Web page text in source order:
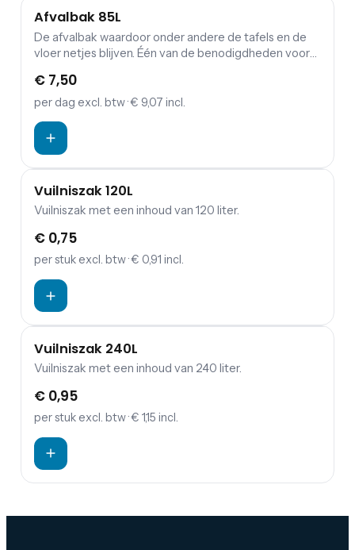
Afvalbak 85L
De afvalbak waardoor onder andere de tafels en de
vloer netjes blijven. Één van de benodigdheden voor
handige afvalbak met een inhoud van 85 liter is ideaal
en mag dan ook zeker niet ontbreken tijdens jouw
€ 7,50
per dag excl. btw· € 9,07 incl.
Vuilniszak 120L
Vuilniszak met een inhoud van 120 liter.
€ 0,75
per stuk excl. btw· € 0,91 incl.
Vuilniszak 240L
Vuilniszak met een inhoud van 240 liter.
€ 0,95
per stuk excl. btw· € 1,15 incl.